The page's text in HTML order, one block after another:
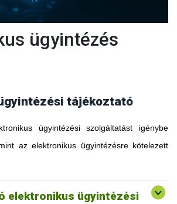
ügyintézés
tájékoztató
ügyintézési szolgáltatást igénybe
az elektronikus ügyintézésre kötelezett
elektronikus ügyintézési